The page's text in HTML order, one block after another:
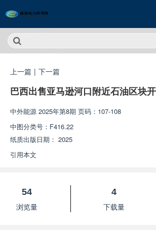
上一篇 | 下一篇
巴西出售亚马逊河口附近石油区块
中外能源 2025年第8期 页码：107-108
中图分类号： F416.22
纸质出版日期： 2025
引用本文
54
浏览量
4
下载量